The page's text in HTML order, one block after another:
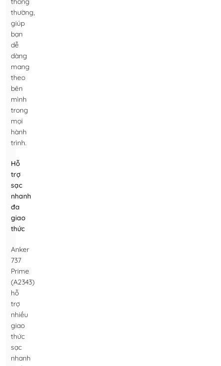
thường,
giúp
bạn
dễ
dàng
mang
theo
bên
mình
trong
mọi
hành
trình.
Hỗ
trợ
sạc
nhanh
đa
giao
thức
Anker
737
Prime
(A2343)
hỗ
trợ
nhiều
giao
thức
sạc
nhanh